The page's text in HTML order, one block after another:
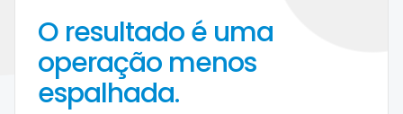
O resultado é uma
operação menos
espalhada.